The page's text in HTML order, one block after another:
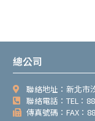
總公司
聯絡地址：新北市
聯絡電話：TEL：
傳真號碼：FAX：